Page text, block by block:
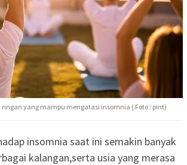
ringan yang mampu mengatasi insomnia ( Foto : pint)
insomnia saat ini semakin banyak
kalangan,serta usia yang merasa